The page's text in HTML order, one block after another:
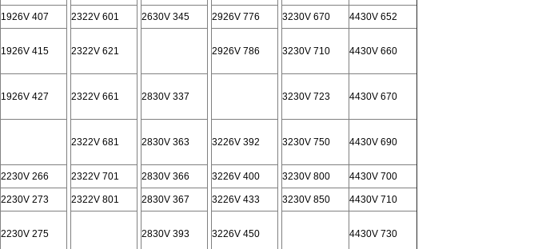
1926V 407 2322V 601 2630V 345 2926V 776 3230V 670 4430V 652
1926V 415 2322V 621 2926V 786 3230V 710 4430V 660
1926V 427 2322V 661 2830V 337 3230V 723 4430V 670
2322V 681 2830V 363 3226V 392 3230V 750 4430V 690
2230V 266 2322V 701 2830V 366 3226V 400 3230V 800 4430V 700
2230V 273 2322V 801 2830V 367 3226V 433 3230V 850 4430V 710
2230V 275 2830V 393 3226V 450 4430V 730